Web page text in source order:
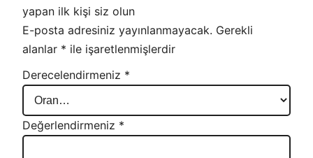
yapan ilk kişi siz olun
E-posta adresiniz yayınlanmayacak. Gerekli
alanlar * ile işaretlenmişlerdir
Derecelendirmeniz *
Değerlendirmeniz *